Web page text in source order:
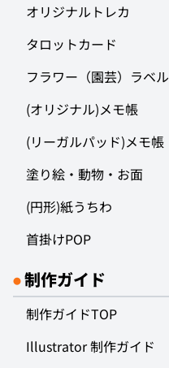
オリジナルトレカ
タロットカード
フラワー（園芸）ラベル
(オリジナル)メモ帳
(リーガルパッド)メモ帳
塗り絵・動物・お面
(円形)紙うちわ
首掛けPOP
● 制作ガイド
制作ガイドTOP
Illustrator 制作ガイド